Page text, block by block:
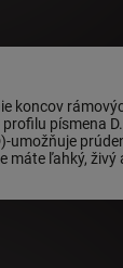
koncov
písmena
ľahký, živý